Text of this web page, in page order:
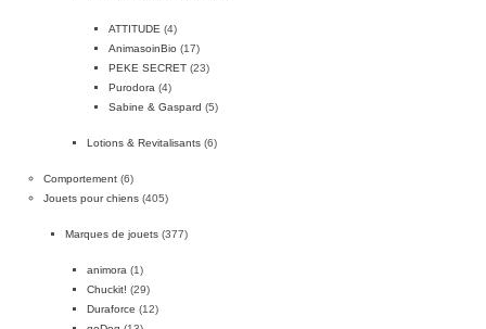
ATTITUDE (4)
AnimasoinBio (17)
PEKE SECRET (23)
Purodora (4)
Sabine & Gaspard (5)
Lotions & Revitalisants (6)
Comportement (6)
Jouets pour chiens (405)
Marques de jouets (377)
animora (1)
Chuckit! (29)
Duraforce (12)